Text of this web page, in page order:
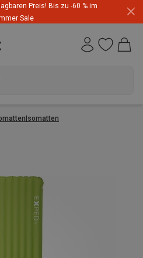
Preis! Bis zu -60 % im
Sale
Isomatten